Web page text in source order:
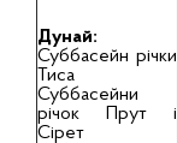
Дунай:
Суббасейн річки
Тиса
Суббасейни
річок Прут і
Сірет